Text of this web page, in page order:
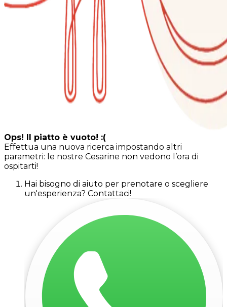
Ops! Il piatto è vuoto! :(
Effettua una nuova ricerca impostando altri
parametri: le nostre Cesarine non vedono l’ora di
ospitarti!
Hai bisogno di aiuto per prenotare o scegliere
un'esperienza? Contattaci!